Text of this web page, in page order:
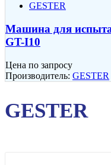
GESTER
Машина для
GT-I10
Цена по запросу
Производитель: GESTER
GESTER